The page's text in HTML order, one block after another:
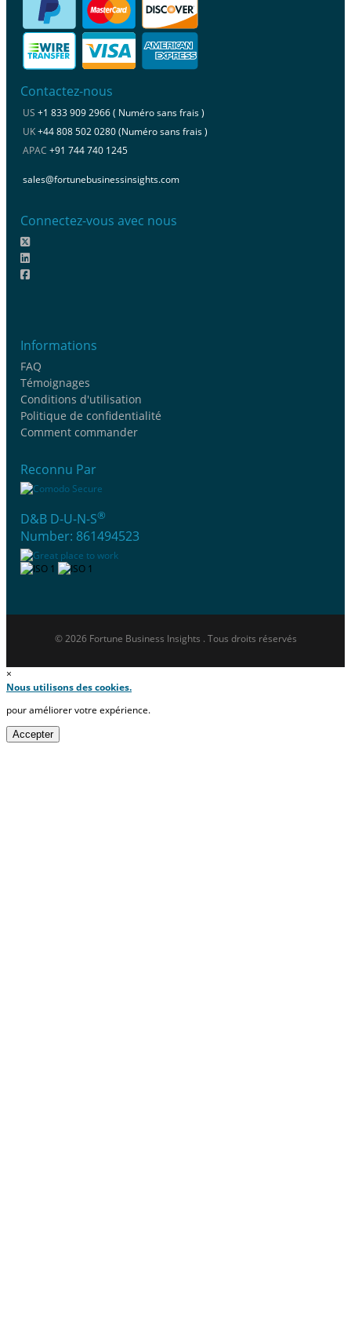
Contactez-nous
US +1 833 909 2966 ( Numéro sans frais )
UK+44 808 502 0280 (Numéro sans frais )
APAC +91 744 740 1245
sales@fortunebusinessinsights.com
Connectez-vous avec nous
Informations
FAQ
Témoignages
Conditions d'utilisation
Politique de confidentialité
Comment commander
Reconnu Par
D&B D-U-N-S®
Number: 861494523
© 2026 Fortune Business Insights . Tous droits réservés
×
Nous utilisons des cookies.
pour améliorer votre expérience.
Accepter